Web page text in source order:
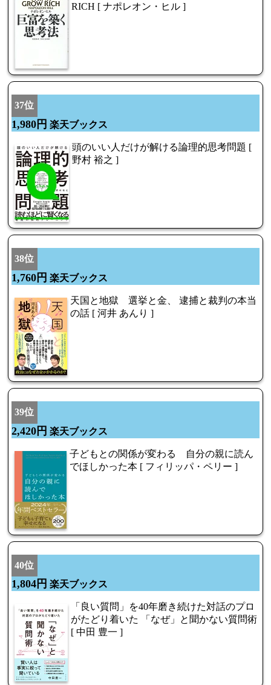
RICH [ ナポレオン・ヒル ]
37位
1,980円 楽天ブックス
頭のいい人だけが解ける論理的思考問題 [
野村 裕之 ]
38位
1,760円 楽天ブックス
天国と地獄 選挙と金、 逮捕と裁判の本当
の話 [ 河井 あんり ]
39位
2,420円 楽天ブックス
子どもとの関係が変わる 自分の親に読ん
でほしかった本 [ フィリッパ・ペリー ]
40位
1,804円 楽天ブックス
「良い質問」を40年磨き続けた対話のプロ
がたどり着いた 「なぜ」と聞かない質問術
[ 中田 豊一 ]